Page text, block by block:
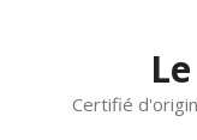
Certifié